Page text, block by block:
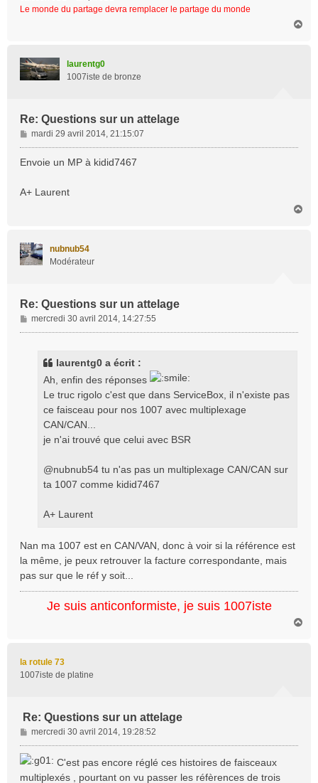
Le monde du partage devra remplacer le partage du monde
laurentg0
1007iste de bronze
Re: Questions sur un attelage
M
e
s
g
mardi 29 avril 2014, 21:15:07
Envoie un MP à kidid7467
A+ Laurent
nubnub54
Modérateur
Re: Questions sur un attelage
M
e
mercredi 30 avril 2014, 14:27:55
laurentg0 a écrit :
Ah, enfin des réponses
Le truc rigolo c'est que dans ServiceBox, il n'existe pas
ce faisceau pour nos 1007 avec multiplexage
CAN/CAN...
je n'ai trouvé que celui avec BSR
@nubnub54 tu n'as pas un multiplexage CAN/CAN sur
ta 1007 comme kidid7467
A+ Laurent
Nan ma 1007 est en CAN/VAN, donc à voir si la référence est
la même, je peux retrouver la facture correspondante, mais
pas sur que le réf y soit...
Je suis anticonformiste, je suis 1007iste
la rotule 73
1007iste de platine
Re: Questions sur un attelage
M
e
s
mercredi 30 avril 2014, 19:28:52
C'est pas encore réglé ces histoires de faisceaux
multiplexés , pourtant on vu passer les réfèrences de trois